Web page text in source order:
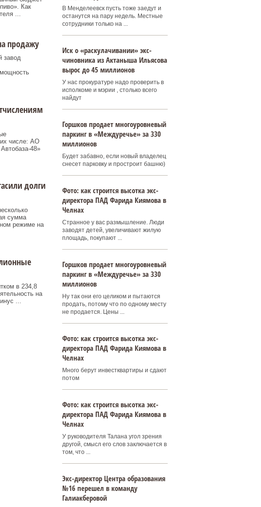
Как
...
продажу
завод
их числе: АО
48»
долги
сумма
режиме на
в 234,8
на
...
В Менделеевск пусть тоже заедут и
останутся на пару недель. Местные
сотрудники только на ...
Иск о «раскулачивании» экс-
чиновника из Актаныша Ильясова
вырос до 45 миллионов
У нас прокуратуре надо проверить в
исполкоме и мэрии , столько всего
найдут
Горшков продает многоуровневый
паркинг в «Междуречье» за 330
миллионов
Будет забавно, если новый владелец
снесет парковку и простроит башню)
Фото: как строится высотка экс-
директора ПАД Фарида Киямова в
Челнах
Странное у вас размышление. Люди
заводят детей, увеличивают жилую
площадь, покупают ...
Горшков продает многоуровневый
паркинг в «Междуречье» за 330
миллионов
Ну так они его целиком и пытаются
продать, потому что по одному месту
не продается. Цены ...
Фото: как строится высотка экс-
директора ПАД Фарида Киямова в
Челнах
Много берут инвестквартиры и сдают
потом
Фото: как строится высотка экс-
директора ПАД Фарида Киямова в
Челнах
У руководителя Талана угол зрения
другой, смысл его слов заключается в
том, что ...
Экс-директор Центра образования
№16 перешел в команду
Галиакберовой